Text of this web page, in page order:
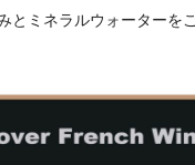
とミネラルウォーターを